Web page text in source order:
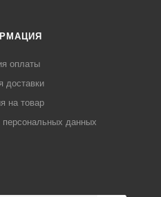
оплаты
доставки
на товар
персональных данных